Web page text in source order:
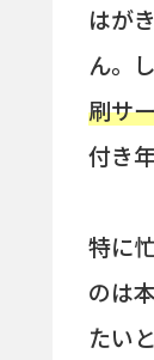
はが
ん。
刷サ
付き
特に
のは
たい